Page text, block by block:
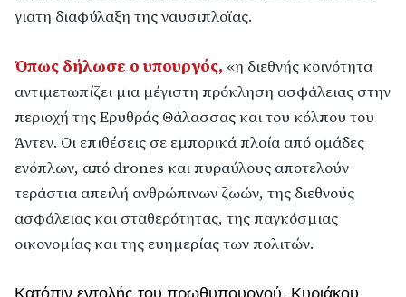
γιατη διαφύλαξη της ναυσιπλοϊας.
Όπως δήλωσε ο υπουργός, «η διεθνής κοινότητα
αντιμετωπίζει μια μέγιστη πρόκληση ασφάλειας στην
περιοχή της Ερυθράς Θάλασσας και του κόλπου του
Άντεν. Οι επιθέσεις σε εμπορικά πλοία από ομάδες
ενόπλων, από drones και πυραύλους αποτελούν
τεράστια απειλή ανθρώπινων ζωών, της διεθνούς
ασφάλειας και σταθερότητας, της παγκόσμιας
οικονομίας και της ευημερίας των πολιτών.
Κατόπιν εντολής του πρωθυπουργού, Κυριάκου